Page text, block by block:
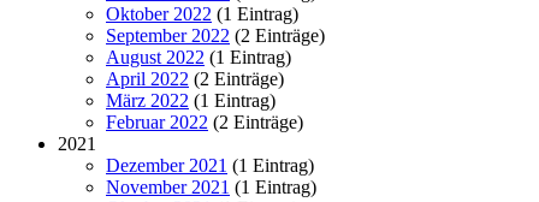
Oktober 2022 (1 Eintrag)
September 2022 (2 Einträge)
August 2022 (1 Eintrag)
April 2022 (2 Einträge)
März 2022 (1 Eintrag)
Februar 2022 (2 Einträge)
2021
Dezember 2021 (1 Eintrag)
November 2021 (1 Eintrag)